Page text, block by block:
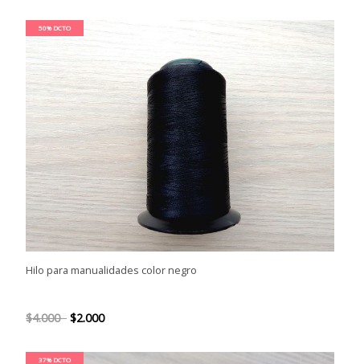
50% DCTO
Hilo para manualidades color negro
$4.000 $2.000
37% DCTO